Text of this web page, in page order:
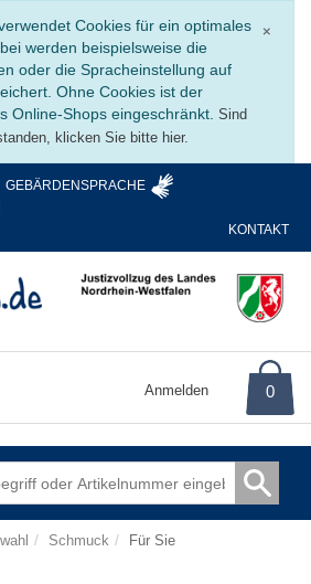
×
Cookies für ein optimales
werden beispielsweise die
oder die Spracheinstellung auf
Ohne Cookies ist der
Online-Shops eingeschränkt. Sind
klicken Sie bitte hier.
GEBÄRDENSPRACHE
KONTAKT
Anmelden 0
Schmuck Für Sie